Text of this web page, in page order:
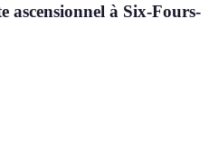
ascensionnel à Six-Fours-